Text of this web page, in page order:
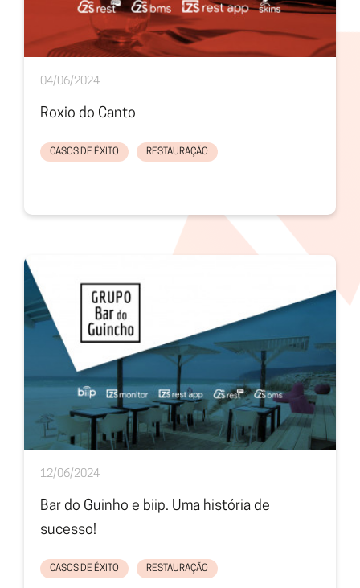
04/06/2024
Roxio do Canto
CASOS DE ÉXITO RESTAURAÇÃO
12/06/2024
Bar do Guinho e biip. Uma história de
sucesso!
CASOS DE ÉXITO RESTAURAÇÃO